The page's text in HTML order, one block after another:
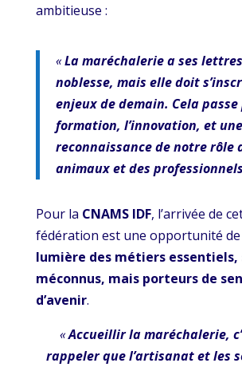
ambitieuse :
«La maréchalerie a ses
noblesse, mais elle doit
enjeux de demain. Cela
formation, l’innovation, et
reconnaissance de notre rôle
animaux et des
Pour la CNAMS IDF, l’arrivée de
fédération est une opportunité de
lumière des métiers essentiels,
méconnus, mais porteurs de
d’avenir.
«Accueillir la maréchalerie,
rappeler que l’artisanat et les